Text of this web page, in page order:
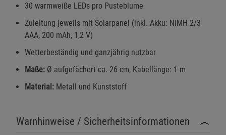
30 warmweiße LEDs pro Pusteblume
Zuleitung jeweils mit Solarpanel (inkl. Akku: NiMH 2/3
AAA, 200 mAh, 1,2 V)
Wetterbeständig und ganzjährig nutzbar
Maße: Ø aufgefächert ca. 26 cm, Kabellänge: 1 m
Material: Metall und Kunststoff
Warnhinweise / Sicherheitsinformationen